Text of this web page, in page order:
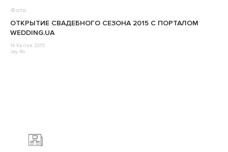
Фото
ОТКРЫТИЕ СВАДЕБНОГО СЕЗОНА 2015 С ПОРТАЛОМ
WEDDING.UA
14 Квітня 2015
Jey Ro